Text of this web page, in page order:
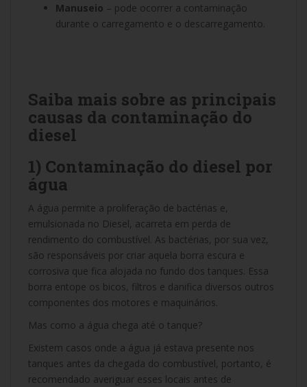
Manuseio – pode ocorrer a contaminação
durante o carregamento e o descarregamento.
Saiba mais sobre as principais
causas da contaminação do
diesel
1) Contaminação do diesel por
água
A água permite a proliferação de bactérias e,
emulsionada no Diesel, acarreta em perda de
rendimento do combustível. As bactérias, por sua vez,
são responsáveis por criar aquela borra escura e
corrosiva que fica alojada no fundo dos tanques. Essa
borra entope os bicos, filtros e danifica diversos outros
componentes dos motores e maquinários.
Mas como a água chega até o tanque?
Existem casos onde a água já estava presente nos
tanques antes da chegada do combustível, portanto, é
recomendado averiguar esses locais antes de